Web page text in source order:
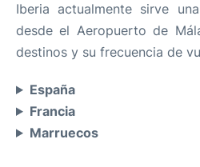
Iberia actualmente sirve
desde el Aeropuerto de
destinos y su frecuencia de
España
Francia
Marruecos